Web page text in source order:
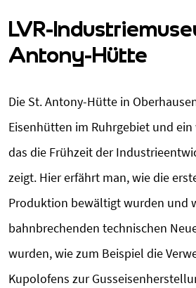
LVR-
Antony-Hütte
Die St. Antony-Hütte in
Eisenhütten im Ruhrgebiet und
das die Frühzeit der
zeigt. Hier erfährt man, wie die
Produktion bewältigt wurden und
bahnbrechenden technischen
wurden, wie zum Beispiel die
Kupolofens zur